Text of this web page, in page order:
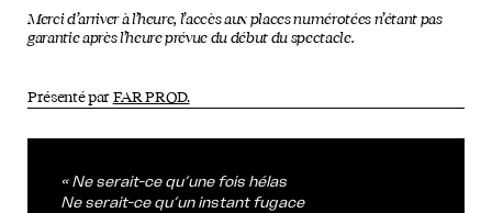
« Ne serait-ce qu’une fois hélas
Ne serait-ce qu’un instant fugace
Merci d’arriver à l’heure, l’accès aux places numérotées n’étant pas
garantie après l’heure prévue du début du spectacle.
Présenté par FAR PROD.